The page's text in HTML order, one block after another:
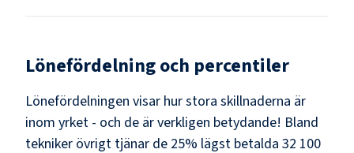
Lönefördelning och percentiler
Lönefördelningen visar hur stora skillnaderna är
inom yrket - och de är verkligen betydande! Bland
tekniker övrigt tjänar de 25% lägst betalda 32 100